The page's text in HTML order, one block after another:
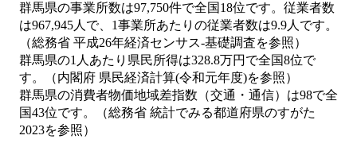
群馬県の事業所数は97,750件で全国18位です。従業者数
は967,945人で、1事業所あたりの従業者数は9.9人です。
（総務省 平成26年経済センサス‐基礎調査を参照）
群馬県の1人あたり県民所得は328.8万円で全国8位で
す。（内閣府 県民経済計算(令和元年度)を参照）
群馬県の消費者物価地域差指数（交通・通信）は98で全
国43位です。（総務省 統計でみる都道府県のすがた
2023を参照）